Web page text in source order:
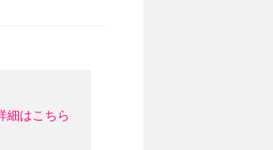
細はこちら